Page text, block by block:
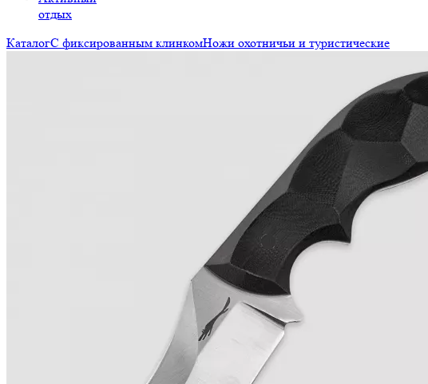
отдых
КаталогС фиксированным клинкомНожи охотничьи и туристические